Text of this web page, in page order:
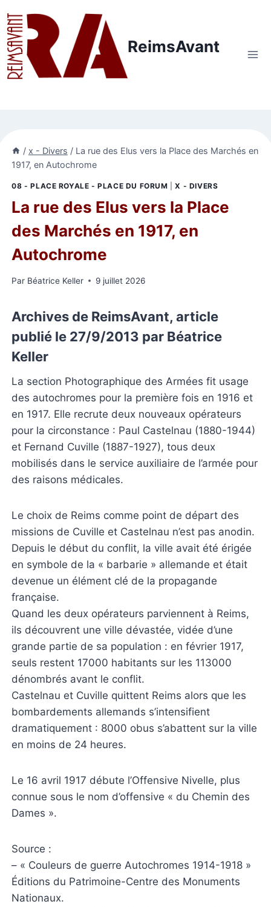
au
contenu
ReimsAvant
/ x - Divers / La rue des Elus vers la Place des Marchés en
1917, en Autochrome
08 - PLACE ROYALE - PLACE DU FORUM |X - DIVERS
La rue des Elus vers la Place
des Marchés en 1917, en
Autochrome
Par Béatrice Keller 9 juillet 2026
Archives de ReimsAvant, article
publié le 27/9/2013 par Béatrice
Keller
La section Photographique des Armées fit usage
des autochromes pour la première fois en 1916 et
en 1917. Elle recrute deux nouveaux opérateurs
pour la circonstance : Paul Castelnau (1880-1944)
et Fernand Cuville (1887-1927), tous deux
mobilisés dans le service auxiliaire de l’armée pour
des raisons médicales.
Le choix de Reims comme point de départ des
missions de Cuville et Castelnau n’est pas anodin.
Depuis le début du conflit, la ville avait été érigée
en symbole de la « barbarie » allemande et était
devenue un élément clé de la propagande
française.
Quand les deux opérateurs parviennent à Reims,
ils découvrent une ville dévastée, vidée d’une
grande partie de sa population : en février 1917,
seuls restent 17000 habitants sur les 113000
dénombrés avant le conflit.
Castelnau et Cuville quittent Reims alors que les
bombardements allemands s’intensifient
dramatiquement : 8000 obus s’abattent sur la ville
en moins de 24 heures.
Le 16 avril 1917 débute l’Offensive Nivelle, plus
connue sous le nom d’offensive « du Chemin des
Dames ».
Source :
– « Couleurs de guerre Autochromes 1914-1918 »
Éditions du Patrimoine-Centre des Monuments
Nationaux.